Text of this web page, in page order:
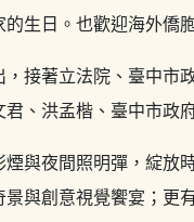
生日。也歡迎海外僑
接著立法院、臺中市
、洪孟楷、臺中市政
與夜間照明彈，綻放
與創意視覺饗宴；更